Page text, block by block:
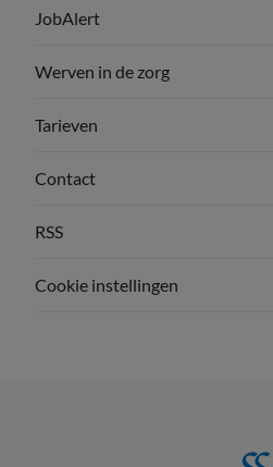
JobAlert
Werven in de zorg
Tarieven
Contact
RSS
Cookie instellingen